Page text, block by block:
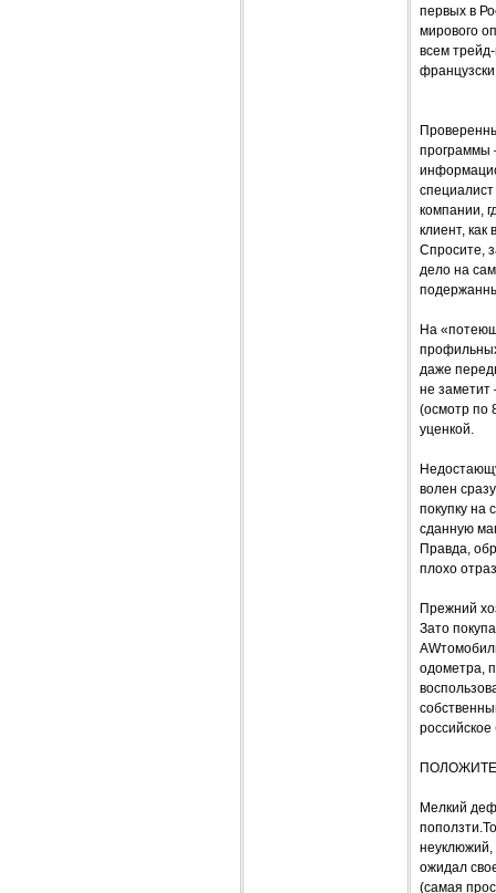
первых в
мирового
всем
программы
компании,
клиент,
Спросите,
дело на
На
даже
не заметит
(осмотр по
уценкой.
волен
покупку на
сданную
Правда,
плохо
Прежний
Зато
одометра,
Мелкий
неуклюжий,
ожидал
(самая